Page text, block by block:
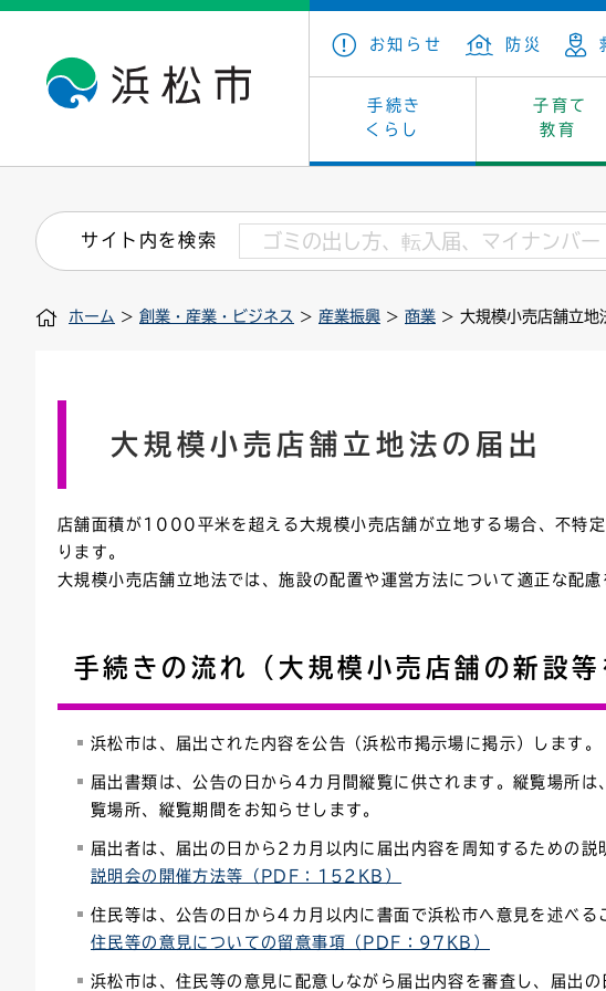
お知らせ 防災
手続き
くらし
子育て
教育
戸籍・住民の手続き 保険・年金
住まい・建築 墓地・斎場
税金 法人税
連絡ごみ
子育て・青少年・若者 教育
看護専門学校 学級閉鎖
小学校一覧
健康・医療 福祉
介護保険
文化・芸術 文化財
浜松・浜名湖だいすきネット
産業振興 カーボンニュートラル
発注情報(入札・契約) 福祉・介護
募集 雇用・就労
市の概要 庁舎案内
外郭団体 統計
職員採用 市有財産
ユニバーサルデザイン
サイト内を検索
ホーム > 創業・産業・ビジネス > 産業振興 > 商業 > 大規模小売店舗立地
大規模小売店舗立地法の届出
店舗面積が1000平米を超える大規模小売店舗が立地する場合、不特
ります。
大規模小売店舗立地法では、施設の配置や運営方法について適正な配
手続きの流れ（大規模小売店舗の新設等
浜松市は、届出された内容を公告（浜松市掲示場に掲示）します。
届出書類は、公告の日から4カ月間縦覧に供されます。縦覧場所
覧場所、縦覧期間をお知らせします。
届出者は、届出の日から2カ月以内に届出内容を周知するための
説明会の開催方法等（PDF：152KB）
住民等は、公告の日から4カ月以内に書面で浜松市へ意見を述べる
住民等の意見についての留意事項（PDF：97KB）
浜松市は、住民等の意見に配意しながら届出内容を審査し、届出